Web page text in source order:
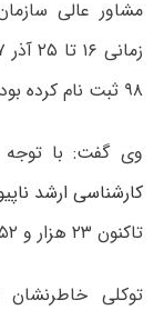
مشاور عالی
۹۸ ثبت نام کرده بودند.
وی گفت: با توجه
کارشناسی ارشد
تاکنون ۲۳ هزار و ۵۵۲ نفر در این فرصت ثبت نام کردند.
توکلی خاطرنشان